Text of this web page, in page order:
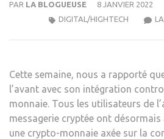
PAR LA BLOGUEUSE
8 JANVIER 2022
DIGITAL/HIGHTECH
Cette semaine, nous a rapporté
l’avant avec son intégration
monnaie. Tous les utilisateurs de
messagerie cryptée ont désormais
une crypto-monnaie axée sur la